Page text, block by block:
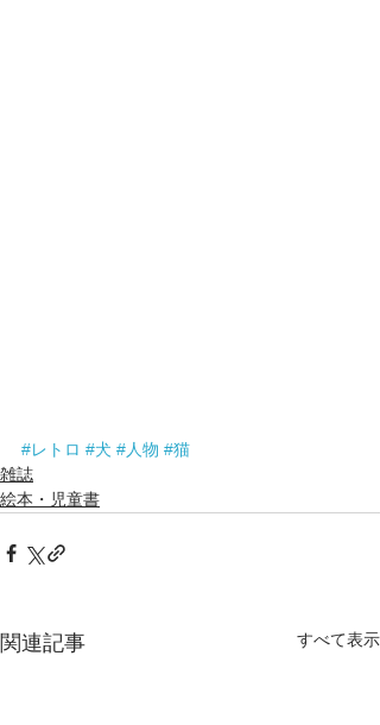
#レトロ #犬 #人物 #猫
雑誌
絵本・児童書
関連記事 すべて表示